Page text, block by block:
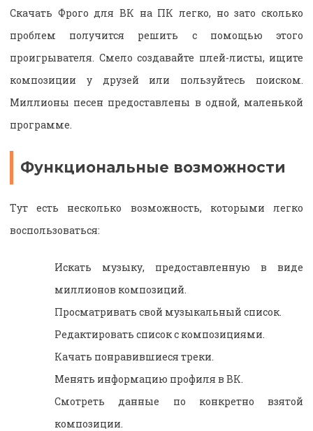
Скачать Фрого для ВК на ПК легко, но зато сколько
проблем получится решить с помощью этого
проигрывателя. Смело создавайте плей-листы, ищите
композиции у друзей или пользуйтесь поиском.
Миллионы песен предоставлены в одной, маленькой
программе.
Функциональные возможности
Тут есть несколько возможность, которыми легко
воспользоваться:
Искать музыку, предоставленную в виде
миллионов композиций.
Просматривать свой музыкальный список.
Редактировать список с композициями.
Качать понравившиеся треки.
Менять информацию профиля в ВК.
Смотреть данные по конкретно взятой
композиции.